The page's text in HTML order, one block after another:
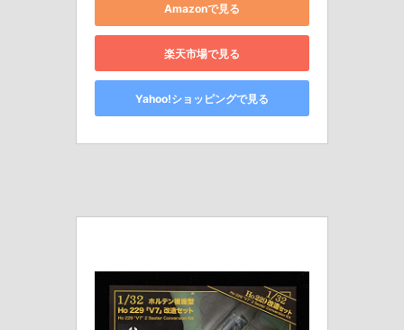
Amazonで見る
楽天市場で見る
Yahoo!ショッピングで見る